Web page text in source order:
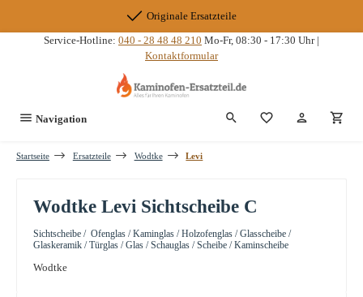
Originale Ersatzteile
Service-Hotline: 040 - 28 48 48 210 Mo-Fr, 08:30 - 17:30 Uhr |
Kontaktformular
Navigation Du hast 0
Startseite Ersatzteile Wodtke Levi
Wodtke Levi Sichtscheibe C
Sichtscheibe / Ofenglas / Kaminglas / Holzofenglas / Glasscheibe /
Glaskeramik / Türglas / Glas / Schauglas / Scheibe / Kaminscheibe
Wodtke